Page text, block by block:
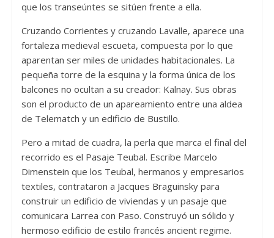
que los transeúntes se sitúen frente a ella.
Cruzando Corrientes y cruzando Lavalle, aparece una
fortaleza medieval escueta, compuesta por lo que
aparentan ser miles de unidades habitacionales. La
pequeña torre de la esquina y la forma única de los
balcones no ocultan a su creador: Kalnay. Sus obras
son el producto de un apareamiento entre una aldea
de Telematch y un edificio de Bustillo.
Pero a mitad de cuadra, la perla que marca el final del
recorrido es el Pasaje Teubal. Escribe Marcelo
Dimenstein que los Teubal, hermanos y empresarios
textiles, contrataron a Jacques Braguinsky para
construir un edificio de viviendas y un pasaje que
comunicara Larrea con Paso. Construyó un sólido y
hermoso edificio de estilo francés ancient regime.